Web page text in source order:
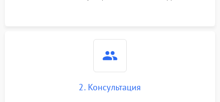
2. Консультация